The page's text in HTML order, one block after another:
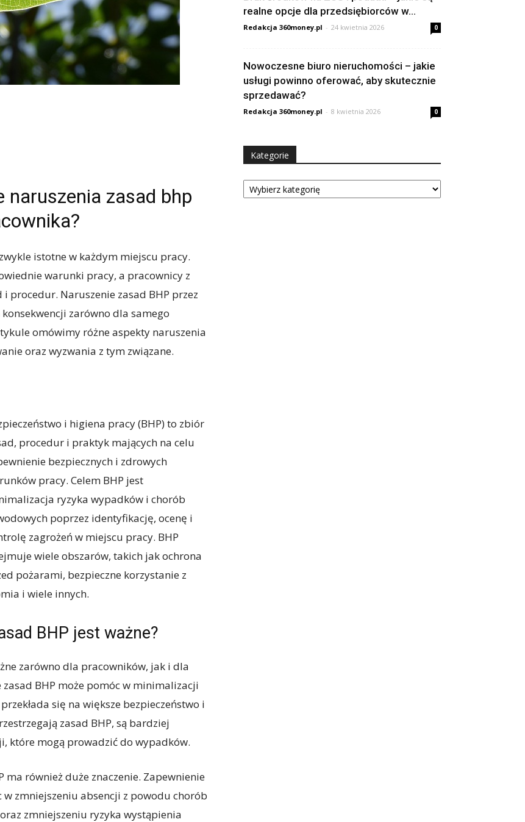
naruszenia zasad bhp
istotne w każdym miejscu pracy.
warunki pracy, a pracownicy z
procedur. Naruszenie zasad BHP przez
zarówno dla samego
omówimy różne aspekty naruszenia
oraz wyzwania z tym związane.
i higiena pracy (BHP) to zbiór
procedur i praktyk mających na celu
bezpiecznych i zdrowych
pracy. Celem BHP jest
ryzyka wypadków i chorób
poprzez identyfikację, ocenę i
zagrożeń w miejscu pracy. BHP
wiele obszarów, takich jak ochrona
pożarami, bezpieczne korzystanie z
i wiele innych.
BHP jest ważne?
zarówno dla pracowników, jak i dla
BHP może pomóc w minimalizacji
się na większe bezpieczeństwo i
zasad BHP, są bardziej
które mogą prowadzić do wypadków.
również duże znaczenie. Zapewnienie
zmniejszeniu absencji z powodu chorób
zmniejszeniu ryzyka wystąpienia
realne opcje dla przedsiębiorców w...
Redakcja 360money.pl - 24 kwietnia 2026 0
Nowoczesne biuro nieruchomości – jakie
usługi powinno oferować, aby skutecznie
sprzedawać?
Redakcja 360money.pl - 8 kwietnia 2026 0
Kategorie
Kategorie